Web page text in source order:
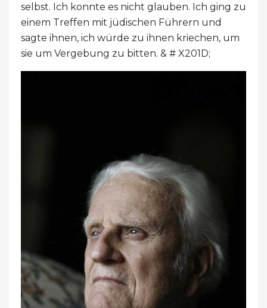
selbst. Ich konnte es nicht glauben. Ich ging zu
einem Treffen mit jüdischen Führern und
sagte ihnen, ich würde zu ihnen kriechen, um
sie um Vergebung zu bitten. & # X201D;